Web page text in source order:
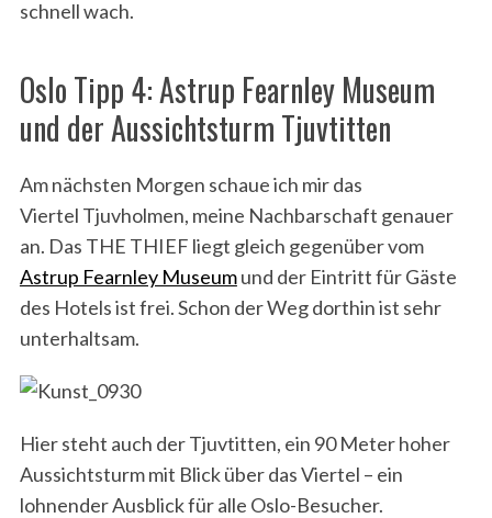
schnell wach.
Oslo Tipp 4: Astrup Fearnley Museum
und der Aussichtsturm Tjuvtitten
Am nächsten Morgen schaue ich mir das
Viertel Tjuvholmen, meine Nachbarschaft genauer
an. Das THE THIEF liegt gleich gegenüber vom
Astrup Fearnley Museumund der Eintritt für Gäste
des Hotels ist frei. Schon der Weg dorthin ist sehr
unterhaltsam.
Hier steht auch der Tjuvtitten, ein 90 Meter hoher
Aussichtsturm mit Blick über das Viertel – ein
lohnender Ausblick für alle Oslo-Besucher.